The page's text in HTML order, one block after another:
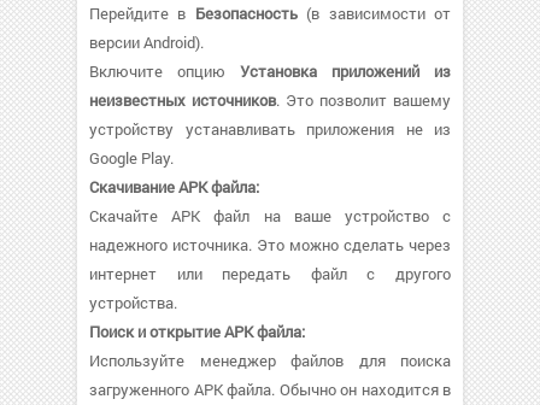
Перейдите в Безопасность(в зависимости от
версии Android).
Включите опцию Установка приложений из
неизвестных источников. Это позволит вашему
устройству устанавливать приложения не из
Google Play.
Скачивание APK файла:
Скачайте APK файл на ваше устройство с
надежного источника. Это можно сделать через
интернет или передать файл с другого
устройства.
Поиск и открытие APK файла:
Используйте менеджер файлов для поиска
загруженного APK файла. Обычно он находится в